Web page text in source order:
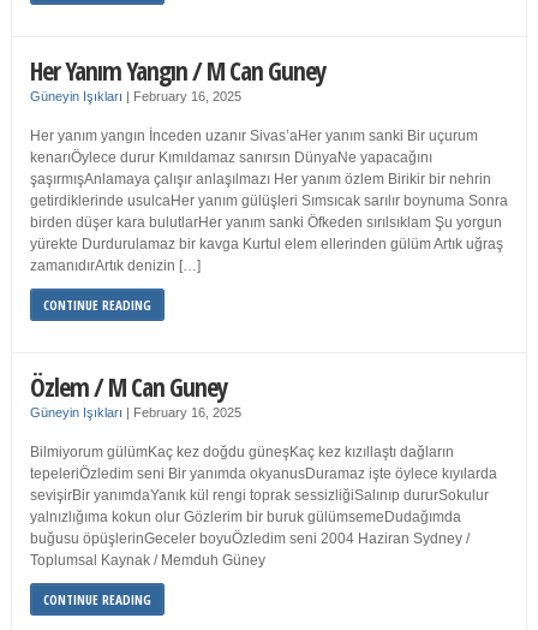
Her Yanım Yangın / M Can Guney
Güneyin Işıkları | February 16, 2025
Her yanım yangın İnceden uzanır Sivas’aHer yanım sanki Bir uçurum
kenarıÖylece durur Kımıldamaz sanırsın DünyaNe yapacağını
şaşırmışAnlamaya çalışır anlaşılmazı Her yanım özlem Birikir bir nehrin
getirdiklerinde usulcaHer yanım gülüşleri Sımsıcak sarılır boynuma Sonra
birden düşer kara bulutlarHer yanım sanki Öfkeden sırılsıklam Şu yorgun
yürekte Durdurulamaz bir kavga Kurtul elem ellerinden gülüm Artık uğraş
zamanıdırArtık denizin […]
CONTINUE READING
Özlem / M Can Guney
Güneyin Işıkları | February 16, 2025
Bilmiyorum gülümKaç kez doğdu güneşKaç kez kızıllaştı dağların
tepeleriÖzledim seni Bir yanımda okyanusDuramaz işte öylece kıyılarda
sevişirBir yanımdaYanık kül rengi toprak sessizliğiSalınıp dururSokulur
yalnızlığıma kokun olur Gözlerim bir buruk gülümsemeDudağımda
buğusu öpüşlerinGeceler boyuÖzledim seni 2004 Haziran Sydney /
Toplumsal Kaynak / Memduh Güney
CONTINUE READING